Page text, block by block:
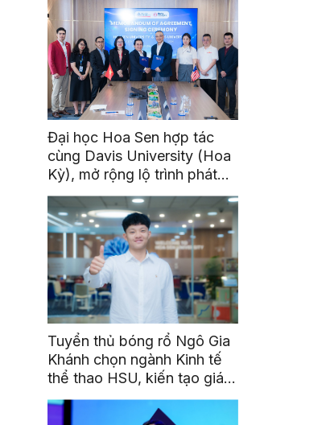
Đại học Hoa Sen hợp tác
cùng Davis University (Hoa
Kỳ), mở rộng lộ trình phát
triển toàn cầu cho sinh viên
Tuyển thủ bóng rổ Ngô Gia
Khánh chọn ngành Kinh tế
thể thao HSU, kiến tạo giá
trị từ đam mê thể thao